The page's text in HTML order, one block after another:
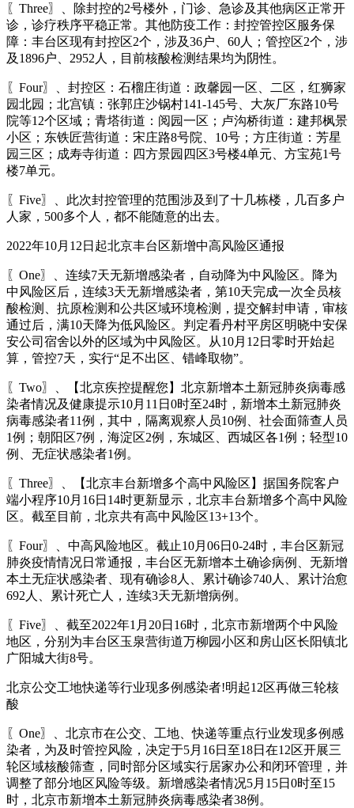
〖Three〗、除封控的2号楼外，门诊、急诊及其他病区正常开
诊，诊疗秩序平稳正常。其他防疫工作：封控管控区服务保
障：丰台区现有封控区2个，涉及36户、60人；管控区2个，涉
及1896户、2952人，目前核酸检测结果均为阴性。
〖Four〗、封控区：石榴庄街道：政馨园一区、二区，红狮家
园北园；北宫镇：张郭庄沙锅村141-145号、大灰厂东路10号
院等12个区域；青塔街道：阅园一区；卢沟桥街道：建邦枫景
小区；东铁匠营街道：宋庄路8号院、10号；方庄街道：芳星
园三区；成寿寺街道：四方景园四区3号楼4单元、方宝苑1号
楼7单元。
〖Five〗、此次封控管理的范围涉及到了十几栋楼，几百多户
人家，500多个人，都不能随意的出去。
2022年10月12日起北京丰台区新增中高风险区通报
〖One〗、连续7天无新增感染者，自动降为中风险区。降为
中风险区后，连续3天无新增感染者，第10天完成一次全员核
酸检测、抗原检测和公共区域环境检测，提交解封申请，审核
通过后，满10天降为低风险区。判定看丹村平房区明晓中安保
安公司宿舍以外的区域为中风险区。从10月12日零时开始起
算，管控7天，实行“足不出区、错峰取物”。
〖Two〗、【北京疾控提醒您】北京新增本土新冠肺炎病毒感
染者情况及健康提示10月11日0时至24时，新增本土新冠肺炎
病毒感染者11例，其中，隔离观察人员10例、社会面筛查人员
1例；朝阳区7例，海淀区2例，东城区、西城区各1例；轻型10
例、无症状感染者1例。
〖Three〗、【北京丰台新增多个高中风险区】据国务院客户
端小程序10月16日14时更新显示，北京丰台新增多个高中风险
区。截至目前，北京共有高中风险区13+13个。
〖Four〗、中高风险地区。截止10月06日0-24时，丰台区新冠
肺炎疫情情况日常通报，丰台区无新增本土确诊病例、无新增
本土无症状感染者、现有确诊8人、累计确诊740人、累计治愈
692人、累计死亡人，连续3天无新增病例。
〖Five〗、截至2022年1月20日16时，北京市新增两个中风险
地区，分别为丰台区玉泉营街道万柳园小区和房山区长阳镇北
广阳城大街8号。
北京公交工地快递等行业现多例感染者!明起12区再做三轮核
酸
〖One〗、北京市在公交、工地、快递等重点行业发现多例感
染者，为及时管控风险，决定于5月16日至18日在12区开展三
轮区域核酸筛查，同时部分区域实行居家办公和闭环管理，并
调整了部分地区风险等级。新增感染者情况5月15日0时至15
时，北京市新增本土新冠肺炎病毒感染者38例。